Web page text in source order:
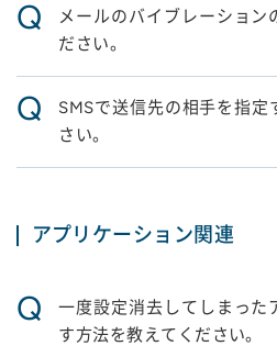
Q
メールのバイブレーション
ださい。
Q
SMSで送信先の相手を指定
さい。
アプリケーション関連
Q
一度設定消去してしまった
す方法を教えてください。